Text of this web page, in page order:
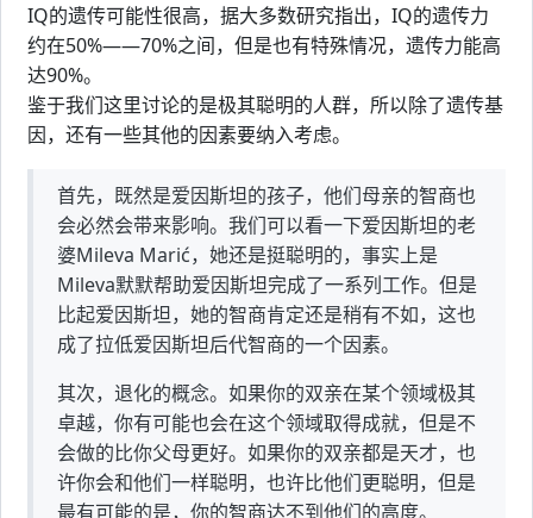
IQ的遗传可能性很高，据大多数研究指出，IQ的遗传力
约在50%——70%之间，但是也有特殊情况，遗传力能高
达90%。
鉴于我们这里讨论的是极其聪明的人群，所以除了遗传基
因，还有一些其他的因素要纳入考虑。
首先，既然是爱因斯坦的孩子，他们母亲的智商也
会必然会带来影响。我们可以看一下爱因斯坦的老
婆Mileva Marić，她还是挺聪明的，事实上是
Mileva默默帮助爱因斯坦完成了一系列工作。但是
比起爱因斯坦，她的智商肯定还是稍有不如，这也
成了拉低爱因斯坦后代智商的一个因素。
其次，退化的概念。如果你的双亲在某个领域极其
卓越，你有可能也会在这个领域取得成就，但是不
会做的比你父母更好。如果你的双亲都是天才，也
许你会和他们一样聪明，也许比他们更聪明，但是
最有可能的是，你的智商达不到他们的高度。